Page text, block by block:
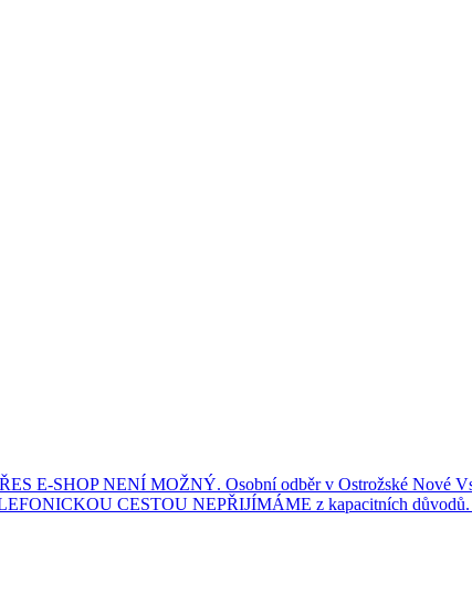
E-SHOP NENÍ MOŽNÝ. Osobní odběr v Ostrožské Nové Vsi
CESTOU NEPŘIJÍMÁME z kapacitních důvodů.